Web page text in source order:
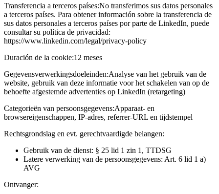
Transferencia a terceros países:No transferimos sus datos personales
a terceros países. Para obtener información sobre la transferencia de
sus datos personales a terceros países por parte de LinkedIn, puede
consultar su política de privacidad:
https://www.linkedin.com/legal/privacy-policy
Duración de la cookie:12 meses
Gegevensverwerkingsdoeleinden:Analyse van het gebruik van de
website, gebruik van deze informatie voor het schakelen van op de
behoefte afgestemde advertenties op LinkedIn (retargeting)
Categorieën van persoonsgegevens:Apparaat- en
browsereigenschappen, IP-adres, referrer-URL en tijdstempel
Rechtsgrondslag en evt. gerechtvaardigde belangen:
Gebruik van de dienst: § 25 lid 1 zin 1, TTDSG
Latere verwerking van de persoonsgegevens: Art. 6 lid 1 a)
AVG
Ontvanger: